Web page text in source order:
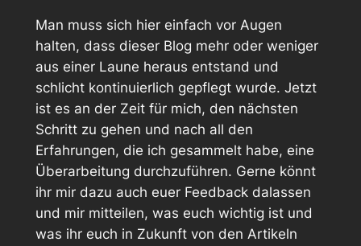
Man muss sich hier einfach vor Augen
halten, dass dieser Blog mehr oder weniger
aus einer Laune heraus entstand und
schlicht kontinuierlich gepflegt wurde. Jetzt
ist es an der Zeit für mich, den nächsten
Schritt zu gehen und nach all den
Erfahrungen, die ich gesammelt habe, eine
Überarbeitung durchzuführen. Gerne könnt
ihr mir dazu auch euer Feedback dalassen
und mir mitteilen, was euch wichtig ist und
was ihreuch in Zukunft von den Artikeln